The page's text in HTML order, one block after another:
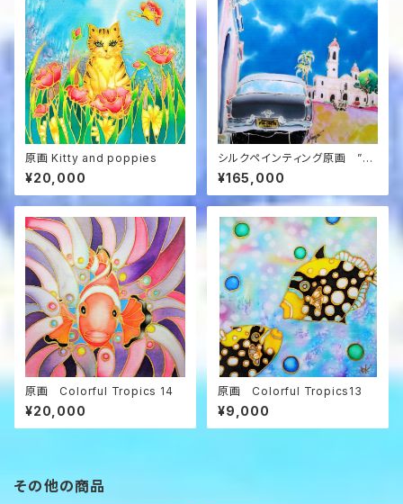
原画 Kitty and poppies
¥20,000
シルクペインティング原画 ”真
昼のシエンフエゴス” Cienfue
gos
¥165,000
原画 Colorful Tropics 14
¥20,000
原画 Colorful Tropics13
¥9,000
その他の商品